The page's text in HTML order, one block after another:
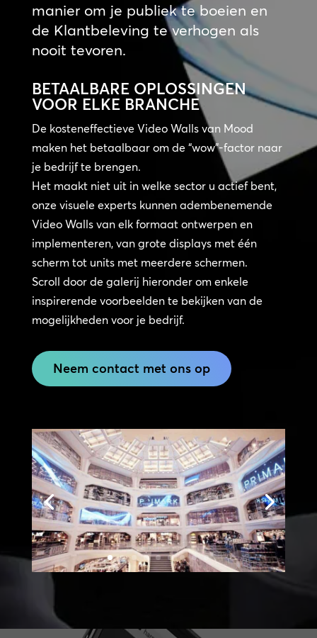
manier om je publiek te boeien en
de Klantbeleving te verhogen als
nooit tevoren.
BETAALBARE OPLOSSINGEN
VOOR ELKE BRANCHE
De kosteneffectieve Video Walls van Mood
maken het betaalbaar om de “wow”-factor naar
je bedrijf te brengen.
Het maakt niet uit in welke sector u actief bent,
onze visuele experts kunnen adembenemende
Video Walls van elk formaat ontwerpen en
implementeren, van grote displays met één
scherm tot units met meerdere schermen.
Scroll door de galerij hieronder om enkele
inspirerende voorbeelden te bekijken van de
mogelijkheden voor je bedrijf.
Neem contact met ons op